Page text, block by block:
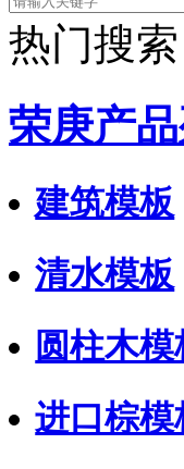
热门搜索
荣庚产
建筑模板
清水模板
圆柱木模
进口棕模